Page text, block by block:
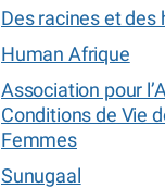
Des racines et des
Human Afrique
Association pour
Conditions de Vie
Femmes
Sunugaal